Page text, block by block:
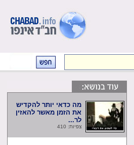
מה כדאי יותר להקדיש
את הזמן מאשר להאזין
לר...
צפיות: 410